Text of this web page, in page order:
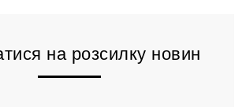
на розсилку новин